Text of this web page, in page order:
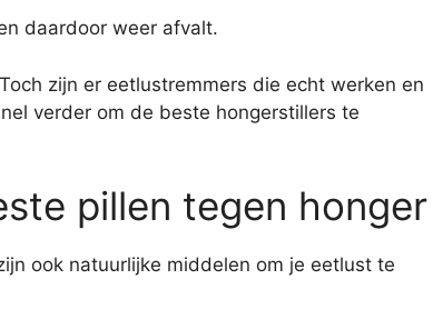
daardoor weer afvalt.
zijn er eetlustremmers die echt werken en
verder om de beste hongerstillers te
pillen tegen honger
ook natuurlijke middelen om je eetlust te